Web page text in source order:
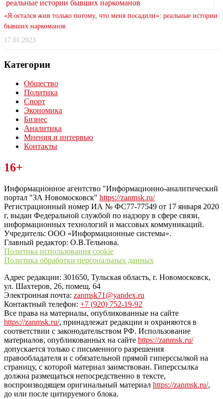
«Я остался жив только потому, что меня посадили»: реальные истории
бывших наркоманов
17.01.2023
Категории
Общество
Политика
Спорт
Экономика
Бизнес
Аналитика
Мнения и интервью
Контакты
Читайте последние новости дня в Тульской области на сайте
“ЗаНовомосковск”
16+
Информационное агентство "Информационно-аналитический
портал "ЗА Новомосковск" https://zanmsk.ru/
Регистрационный номер ИА № ФС77-77549 от 17 января 2020
г, выдан Федеральной службой по надзору в сфере связи,
информационных технологий и массовых коммуникаций.
Учредитель: ООО «Информационные системы».
Главный редактор: О.В.Тельнова.
Политика использования cookie
Политика обработки персональных данных
Адрес редакции: 301650, Тульская область, г. Новомосковск,
ул. Шахтеров, 26, помещ. 64
Электронная почта: zanmsk71@yandex.ru
Контактный телефон: +7 (920) 752-19-92
Все права на материалы, опубликованные на сайте
https://zanmsk.ru/, принадлежат редакции и охраняются в
соответствии с законодательством РФ. Использование
материалов, опубликованных на сайте https://zanmsk.ru/
допускается только с письменного разрешения
правообладателя и с обязательной прямой гиперссылкой на
страницу, с которой материал заимствован. Гиперссылка
должна размещаться непосредственно в тексте,
воспроизводящем оригинальный материал https://zanmsk.ru/,
до или после цитируемого блока.